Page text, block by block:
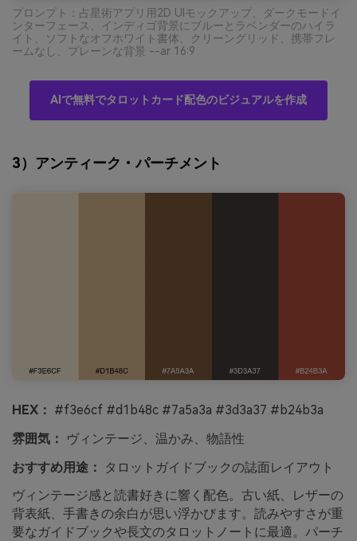
プロンプト：占星術アプリ用2D UIモックアップ、ダークモードイ
ンターフェース、インディゴ背景にブルーとラベンダーのハイラ
イト、ソフトなオフホワイト書体、クリーングリッド、携帯フレ
ームなし、プレーンな背景 --ar 16:9
AIで無料でタロットカード配色のビジュアルを作成
3）アンティーク・パーチメント
HEX： #f3e6cf #d1b48c #7a5a3a #3d3a37 #b24b3a
雰囲気：
ヴィンテージ、温かみ、物語性
おすすめ用途：
タロットガイドブックの誌面レイアウト
ヴィンテージ感と読書好きに響く配色。古い紙、レザーの
背表紙、手書きの余白が思い浮かびます。読みやすさが重
要なガイドブックや長文のタロットノートに最適。パーチ